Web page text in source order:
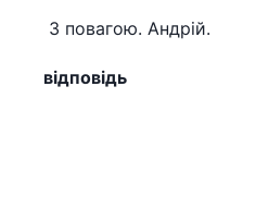
З повагою. Андрій.
відповідь